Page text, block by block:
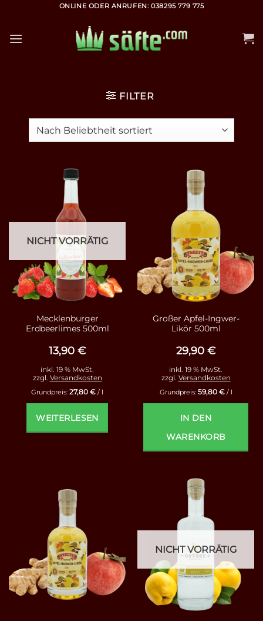
springen
ONLINE ODER ANRUFEN: 038295 779 775
FILTER
NICHT VORRÄTIG
Mecklenburger
Erdbeerlimes 500ml
13,90 €
inkl. 19 % MwSt.
zzgl. Versandkosten
Grundpreis: 27,80 € / l
WEITERLESEN
Großer Apfel-Ingwer-
Likör 500ml
29,90 €
inkl. 19 % MwSt.
zzgl. Versandkosten
Grundpreis: 59,80 €/ l
IN DEN
WARENKORB
NICHT VORRÄTIG